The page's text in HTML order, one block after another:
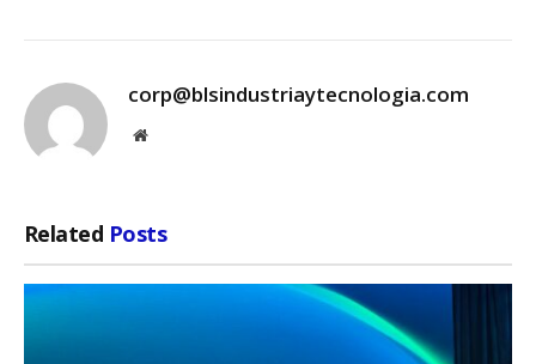
corp@blsindustriaytecnologia.com
Website
Related Posts